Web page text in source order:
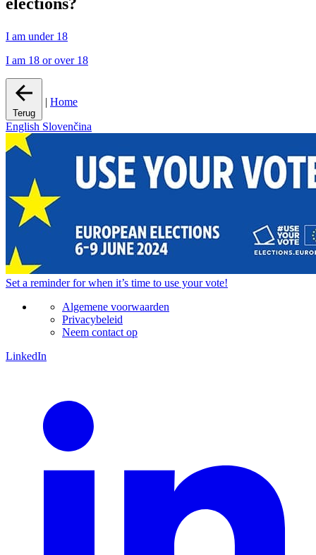
elections?
I am under 18
I am 18 or over 18
Terug
| Home
English Slovenčina
Set a reminderfor when it’s time to use your vote!
Algemene voorwaarden
Privacybeleid
Neem contact op
LinkedIn